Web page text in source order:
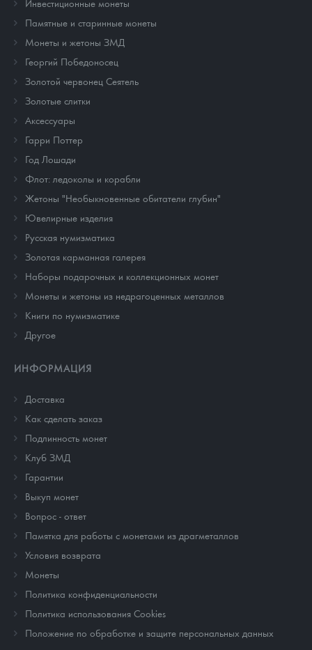
Инвестиционные монеты
Памятные и старинные монеты
Монеты и жетоны ЗМД
Георгий Победоносец
Золотой червонец Сеятель
Золотые слитки
Аксессуары
Гарри Поттер
Год Лошади
Флот: ледоколы и корабли
Жетоны "Необыкновенные обитатели глубин"
Ювелирные изделия
Русская нумизматика
Золотая карманная галерея
Наборы подарочных и коллекционных монет
Монеты и жетоны из недрагоценных металлов
Книги по нумизматике
Другое
ИНФОРМАЦИЯ
Доставка
Как сделать заказ
Подлинность монет
Клуб ЗМД
Гарантии
Выкуп монет
Вопрос - ответ
Памятка для работы с монетами из драгметаллов
Условия возврата
Монеты
Политика конфиденциальности
Политика использования Cookies
Положение по обработке и защите персональных данных